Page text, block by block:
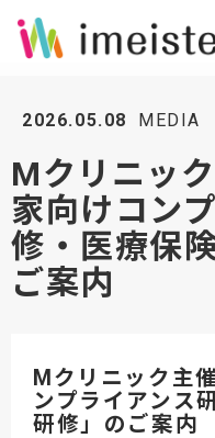
2026.05.08 MEDIA
Mクリニッ
家向けコン
修・医療保
ご案内
Mクリニック主
ンプライアンス
研修」のご案内